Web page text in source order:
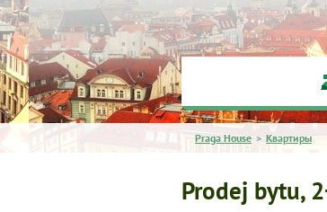
Praga House > Квартиры
Prodej bytu,